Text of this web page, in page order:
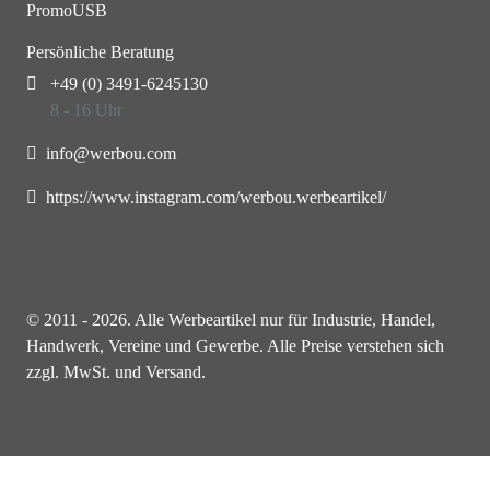
PromoUSB
Persönliche Beratung
+49 (0) 3491-6245130
8 - 16 Uhr
info@werbou.com
https://www.instagram.com/werbou.werbeartikel/
© 2011 - 2026. Alle Werbeartikel nur für Industrie, Handel,
Handwerk, Vereine und Gewerbe. Alle Preise verstehen sich
zzgl. MwSt. und Versand.